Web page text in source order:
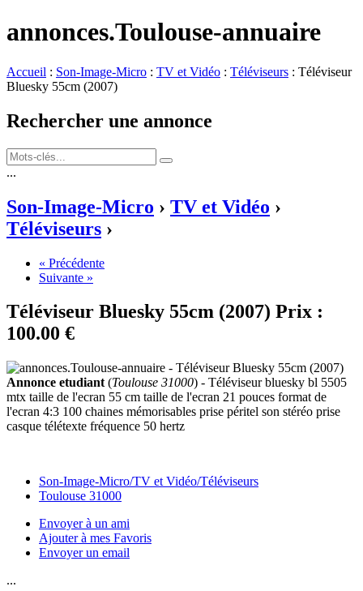
annonces.Toulouse-annuaire
Accueil : Son-Image-Micro : TV et Vidéo : Téléviseurs : Téléviseur
Bluesky 55cm (2007)
Rechercher une annonce
...
Son-Image-Micro › TV et Vidéo ›
Téléviseurs ›
« Précédente
Suivante »
Téléviseur Bluesky 55cm (2007) Prix :
100.00 €
Annonce etudiant (Toulouse 31000) - Téléviseur bluesky bl 5505
mtx taille de l'ecran 55 cm taille de l'ecran 21 pouces format de
l'ecran 4:3 100 chaines mémorisables prise péritel son stéréo prise
casque télétexte fréquence 50 hertz
Son-Image-Micro/TV et Vidéo/Téléviseurs
Toulouse 31000
Envoyer à un ami
Ajouter à mes Favoris
Envoyer un email
...